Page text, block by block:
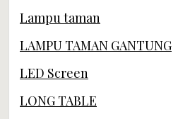
Lampu taman
LAMPU TAMAN GANTUNG
LED Screen
LONG TABLE